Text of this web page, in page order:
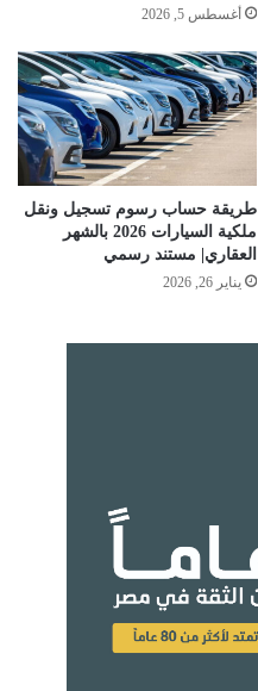
أغسطس 5, 2026
طريقة حساب رسوم تسجيل ونقل
ملكية السيارات 2026 بالشهر
العقاري| مستند رسمي
يناير 26, 2026